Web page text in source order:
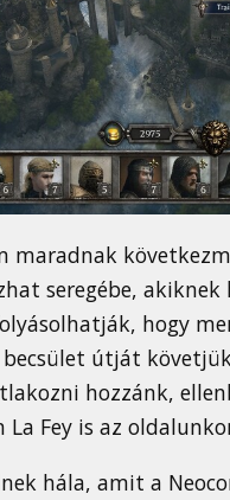
maradnak
seregébe, akiknek
hogy
becsület útját
hozzánk,
Fey is az
hála, amit a